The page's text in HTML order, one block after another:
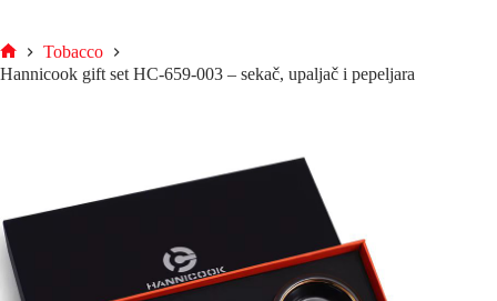
Tobacco
Hannicook gift set HC-659-003 – sekač, upaljač i pepeljara